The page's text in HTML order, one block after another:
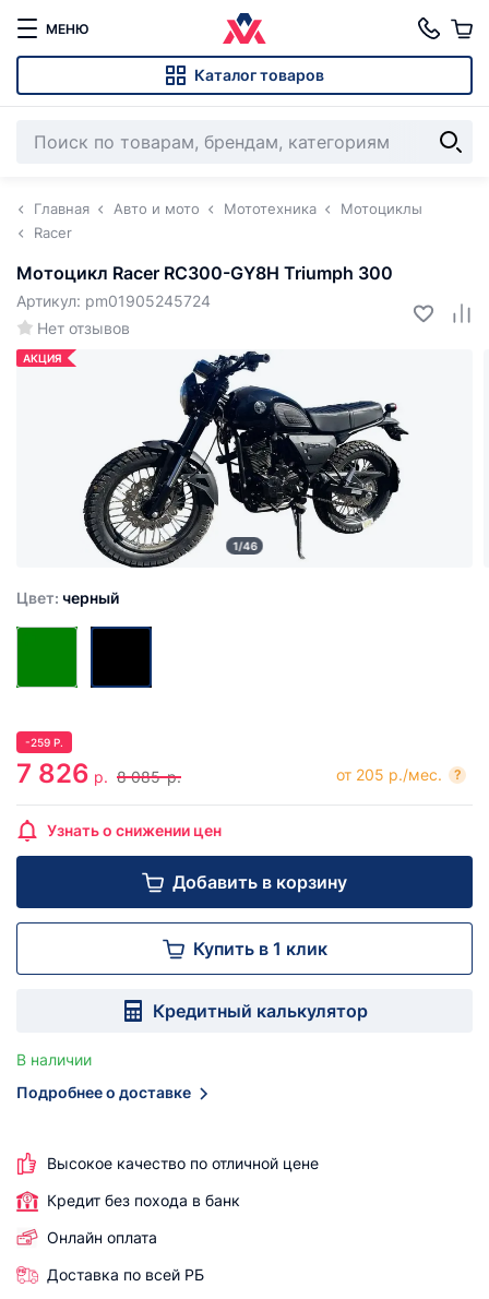
МЕНЮ
Каталог товаров
Главная Авто и мото Мототехника
Мотоциклы
Racer
Мотоцикл Racer RC300-GY8H Triumph 300
Нет отзывов
Артикул: pm01905245724
АКЦИЯ
1/46
Цвет: черный
-259 Р.
7 826 р. 8 085 р. от 205 р./мес. ?
Узнать о снижении цен
Добавить в корзину
Купить в 1 клик
Кредитный калькулятор
В наличии
Подробнее о доставке
Высокое качество по отличной цене
Кредит без похода в банк
Онлайн оплата
Доставка по всей РБ